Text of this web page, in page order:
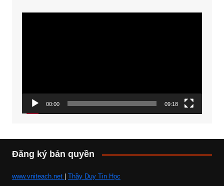
00:00 09:18
Đăng ký bản quyền
www.vniteach.net Thầy Duy Tin Học